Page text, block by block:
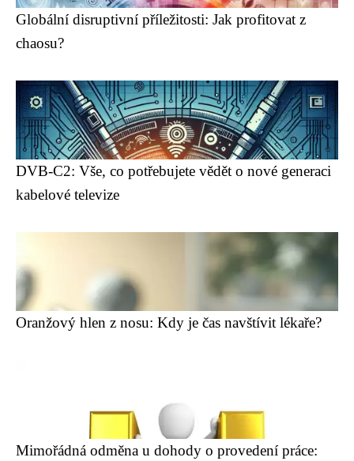
Globální disruptivní příležitosti: Jak profitovat z
chaosu?
DVB-C2: Vše, co potřebujete vědět o nové generaci
kabelové televize
Oranžový hlen z nosu: Kdy je čas navštívit lékaře?
Mimořádná odměna u dohody o provedení práce: